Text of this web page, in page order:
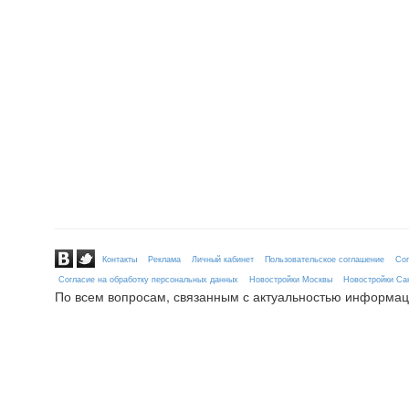
Контакты Реклама Личный кабинет Пользовательское соглашение
Согласие на обработку персональных данных
Новостройки Москвы Новостройки
По всем вопросам, связанным с актуальностью